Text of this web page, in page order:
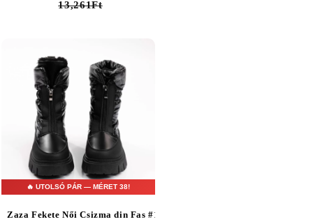
13,261Ft
🔥 UTOLSÓ PÁR — MÉRET 38!
Zaza Fekete Női Csizma din Fas #17454